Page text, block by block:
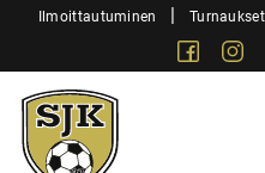
SiirryIlmoittautuminen | Turnaukset
Sjk-
Juniorit